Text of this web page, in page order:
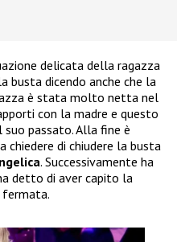
delicata della ragazza
busta dicendo anche che la
è stata molto netta nel
con la madre e questo
passato. Alla fine è
a chiedere di chiudere la busta
. Successivamente ha
detto di aver capito la
fermata.